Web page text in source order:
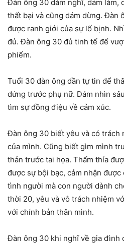
Đàn ông 30 dám nghĩ, dám làm,
thất bại và cũng dám dừng. Đàn
được ranh giới của sự lố bịnh.
đủ. Đàn ông 30 đủ tinh tế để
phiếm.
Tuổi 30 đàn ông dần tự tin để
đứng trước phụ nữ. Dám nhìn
tìm sự đồng điệu về cảm xúc.
Đàn ông 30 biết yêu và có trách
của mình. Cũng biết gìm mình
thản trước tai họa. Thấm thía
được sự bội bạc, cảm nhận
tình người mà con người dành
thời 20, yêu và vô trách nhiệm
với chính bản thân mình.
Đàn ông 30 khi nghĩ về gia đình